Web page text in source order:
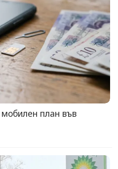
план във